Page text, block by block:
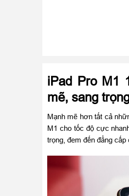
iPad Pro M1
mẽ, sang
Mạnh mẽ hơn tất cả
M1 cho tốc độ cực
trọng, đem đến đẳng